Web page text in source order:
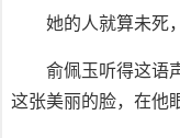
她的人就算未死
俞佩玉听得这语
这张美丽的脸，在他